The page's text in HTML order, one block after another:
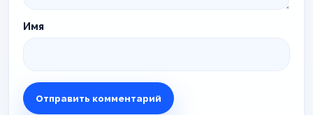
Имя